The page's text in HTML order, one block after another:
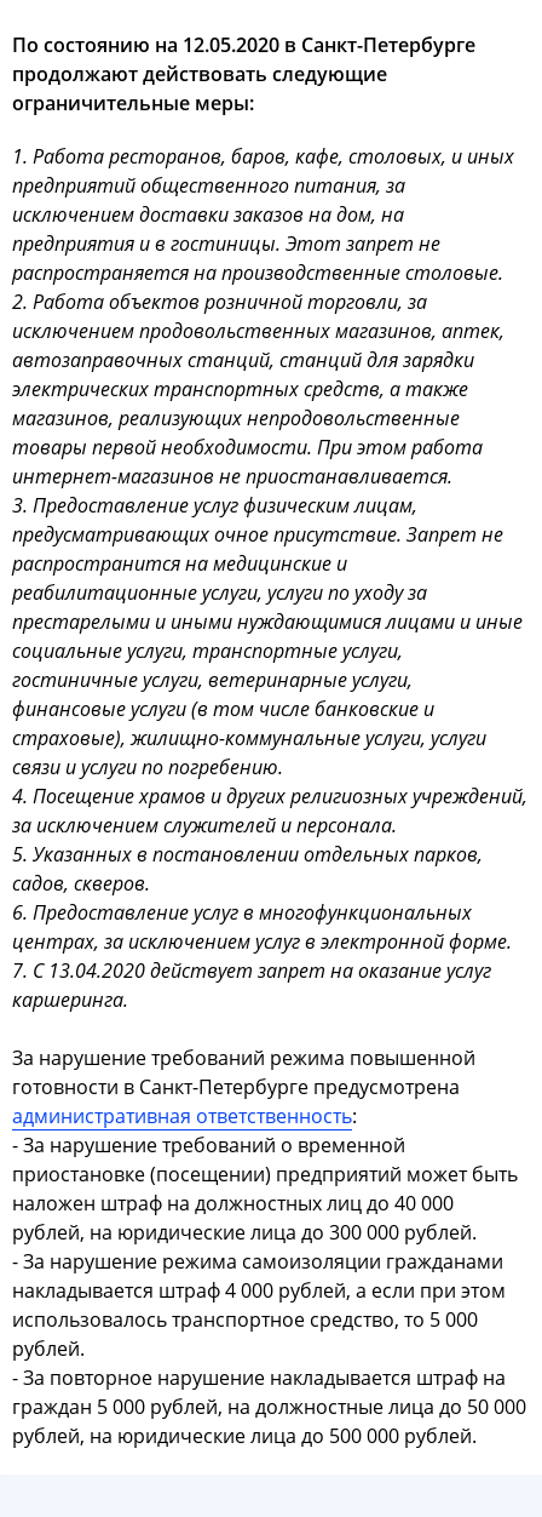
По состоянию на 12.05.2020 в Санкт-Петербурге
продолжают действовать следующие
ограничительные меры:
1. Работа ресторанов, баров, кафе, столовых, и иных
предприятий общественного питания, за
исключением доставки заказов на дом, на
предприятия и в гостиницы. Этот запрет не
распространяется на производственные столовые.
2. Работа объектов розничной торговли, за
исключением продовольственных магазинов, аптек,
автозаправочных станций, станций для зарядки
электрических транспортных средств, а также
магазинов, реализующих непродовольственные
товары первой необходимости. При этом работа
интернет-магазинов не приостанавливается.
3. Предоставление услуг физическим лицам,
предусматривающих очное присутствие. Запрет не
распространится на медицинские и
реабилитационные услуги, услуги по уходу за
престарелыми и иными нуждающимися лицами и иные
социальные услуги, транспортные услуги,
гостиничные услуги, ветеринарные услуги,
финансовые услуги (в том числе банковские и
страховые), жилищно-коммунальные услуги, услуги
связи и услуги по погребению.
4. Посещение храмов и других религиозных учреждений,
за исключением служителей и персонала.
5. Указанных в постановлении отдельных парков,
садов, скверов.
6. Предоставление услуг в многофункциональных
центрах, за исключением услуг в электронной форме.
7. С 13.04.2020 действует запрет на оказание услуг
каршеринга.
За нарушение требований режима повышенной
готовности в Санкт-Петербурге предусмотрена
административная ответственность:
- За нарушение требований о временной
приостановке (посещении) предприятий может быть
наложен штраф на должностных лиц до 40 000
рублей, на юридические лица до 300 000 рублей.
- За нарушение режима самоизоляции гражданами
накладывается штраф 4 000 рублей, а если при этом
использовалось транспортное средство, то 5 000
рублей.
- За повторное нарушение накладывается штраф на
граждан 5 000 рублей, на должностные лица до 50 000
рублей, на юридические лица до 500 000 рублей.